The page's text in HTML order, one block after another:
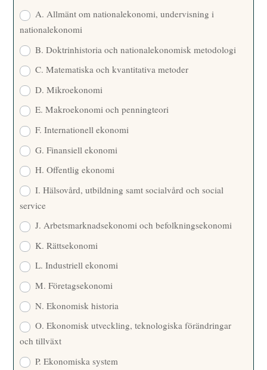
A. Allmänt om nationalekonomi, undervisning i
nationalekonomi
B. Doktrinhistoria och nationalekonomisk metodologi
C. Matematiska och kvantitativa metoder
D. Mikroekonomi
E. Makroekonomi och penningteori
F. Internationell ekonomi
G. Finansiell ekonomi
H. Offentlig ekonomi
I. Hälsovård, utbildning samt socialvård och social
service
J. Arbetsmarknadsekonomi och befolkningsekonomi
K. Rättsekonomi
L. Industriell ekonomi
M. Företagsekonomi
N. Ekonomisk historia
O. Ekonomisk utveckling, teknologiska förändringar
och tillväxt
P. Ekonomiska system